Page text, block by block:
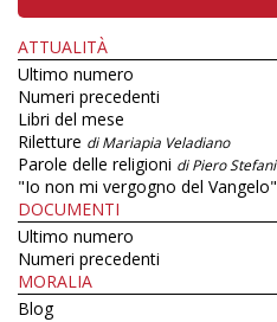
ATTUALITÀ
Ultimo numero
Numeri precedenti
Libri del mese
Riletture di Mariapia Veladiano
Parole delle religioni di Piero Stefani
"Io non mi vergogno del Vangelo"
DOCUMENTI
Ultimo numero
Numeri precedenti
MORALIA
Blog